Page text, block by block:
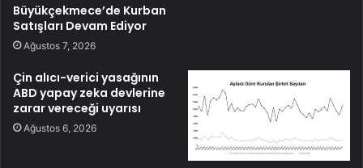
Büyükçekmece’de Kurban
Satışları Devam Ediyor
Ağustos 7, 2026
Çin alıcı-verici yasağının
ABD yapay zeka devlerine
zarar vereceği uyarısı
Ağustos 6, 2026